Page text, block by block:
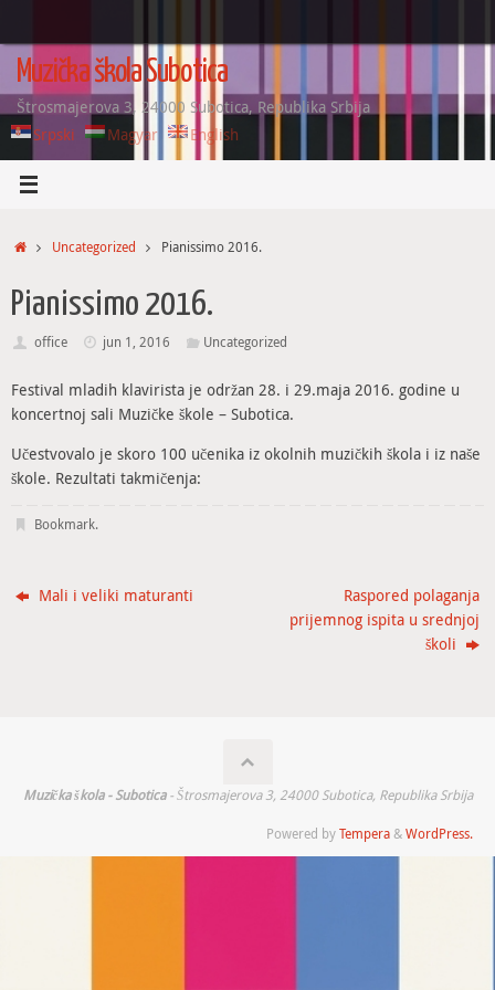
content
Muzička škola Subotica
Štrosmajerova 3, 24000 Subotica, Republika Srbija
Srpski
Magyar English
HomeUncategorized Pianissimo 2016.
Pianissimo 2016.
office jun 1, 2016 Uncategorized
Festival mladih klavirista je održan 28. i 29.maja 2016. godine u
koncertnoj sali Muzičke škole – Subotica.
Učestvovalo je skoro 100 učenika iz okolnih muzičkih škola i iz naše
škole. Rezultati takmičenja:
Bookmark.
Mali i veliki maturanti
Raspored polaganja
prijemnog ispita u srednjoj
školi
Muzička škola - Subotica- Štrosmajerova 3, 24000 Subotica, Republika Srbija
Powered byTempera&WordPress.